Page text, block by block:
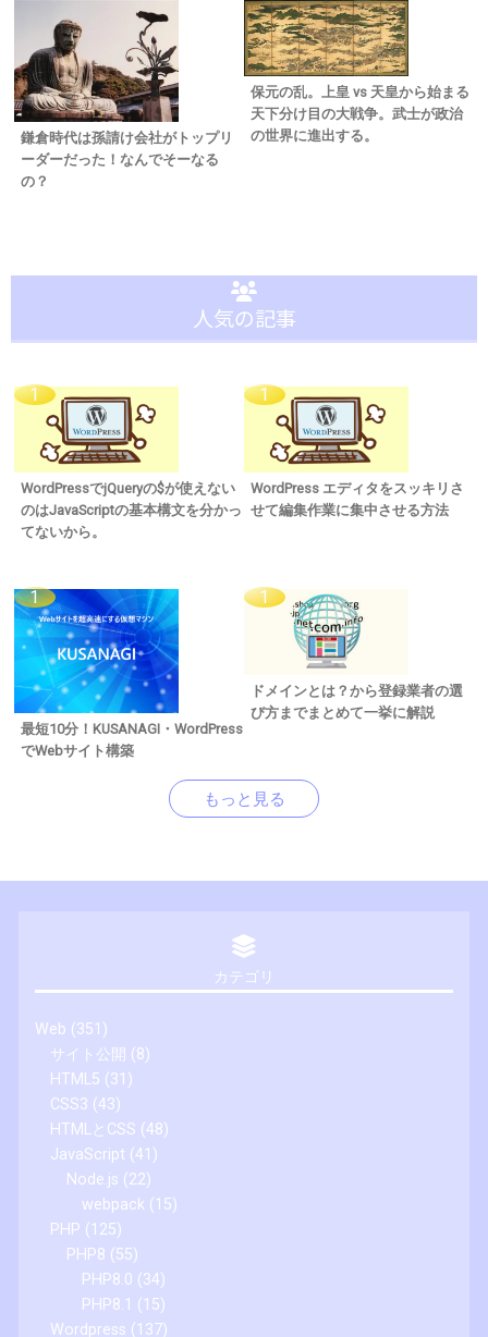
鎌倉時代は孫請け会社がトップリ
ーダーだった！なんでそーなる
の？
保元の乱。上皇 vs 天皇から始まる
天下分け目の大戦争。武士が政治
の世界に進出する。
人気の記事
WordPressでjQueryの$が使えない
のはJavaScriptの基本構文を分かっ
てないから。
WordPress エディタをスッキリさ
せて編集作業に集中させる方法
最短10分！KUSANAGI・WordPress
でWebサイト構築
ドメインとは？から登録業者の選
び方までまとめて一挙に解説
もっと見る
カテゴリ
Web (351)
サイト公開 (8)
HTML5 (31)
CSS3 (43)
HTMLとCSS (48)
JavaScript (41)
Node.js (22)
webpack (15)
PHP (125)
PHP8 (55)
PHP8.0 (34)
PHP8.1 (15)
Wordpress (137)